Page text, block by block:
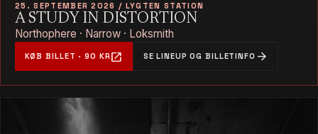
25. SEPTEMBER 2026 / LYGTEN STATION
A STUDY IN DISTORTION
Northophere · Narrow · Loksmith
KØB BILLET · 90 KR open_in_new SE LINEUP OG BILLETINFO arrow_forward